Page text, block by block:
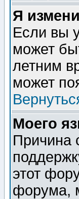
Я
Если вы
может
летним
может
Моего
Причина
этот
форума,